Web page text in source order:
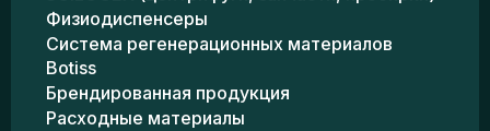
Физиодиспенсеры
Система регенерационных материалов
Botiss
Брендированная продукция
Расходные материалы